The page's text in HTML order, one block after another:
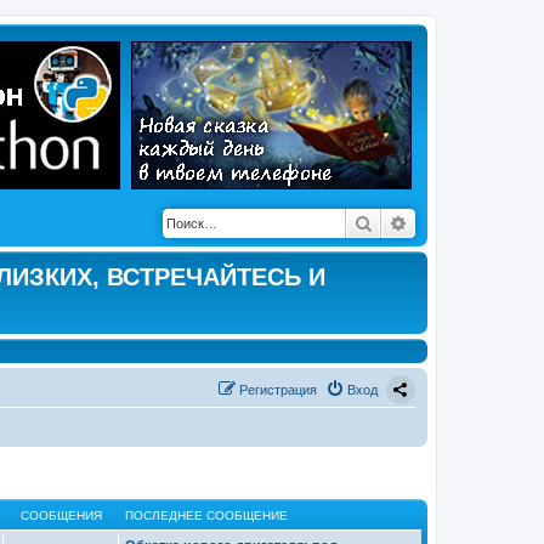
Поиск
ВСТРЕЧАЙТЕСЬ И
Вход
Регистрация
СООБЩЕНИЯ ПОСЛЕДНЕЕ СООБЩЕНИЕ